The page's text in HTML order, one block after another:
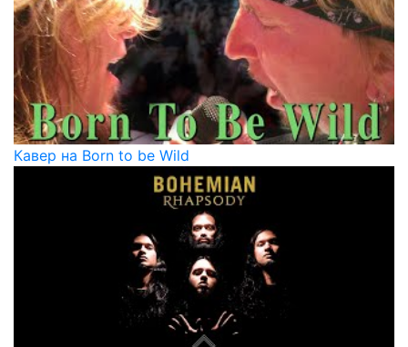
Кавер на Born to be Wild